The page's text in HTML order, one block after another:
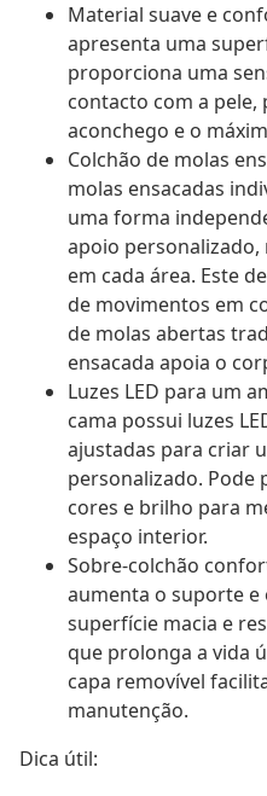
Material suave e
apresenta uma
proporciona uma
contacto com a
aconchego e o
Colchão de molas
molas ensacadas
uma forma
apoio personalizado,
em cada área. Este
de movimentos em
de molas abertas
ensacada apoia o
Luzes LED para um
cama possui luzes
ajustadas para criar
personalizado. Pode
cores e brilho para
espaço interior.
Sobre-colchão
aumenta o suporte
superfície macia e
que prolonga a vida
capa removível
manutenção.
Dica útil: